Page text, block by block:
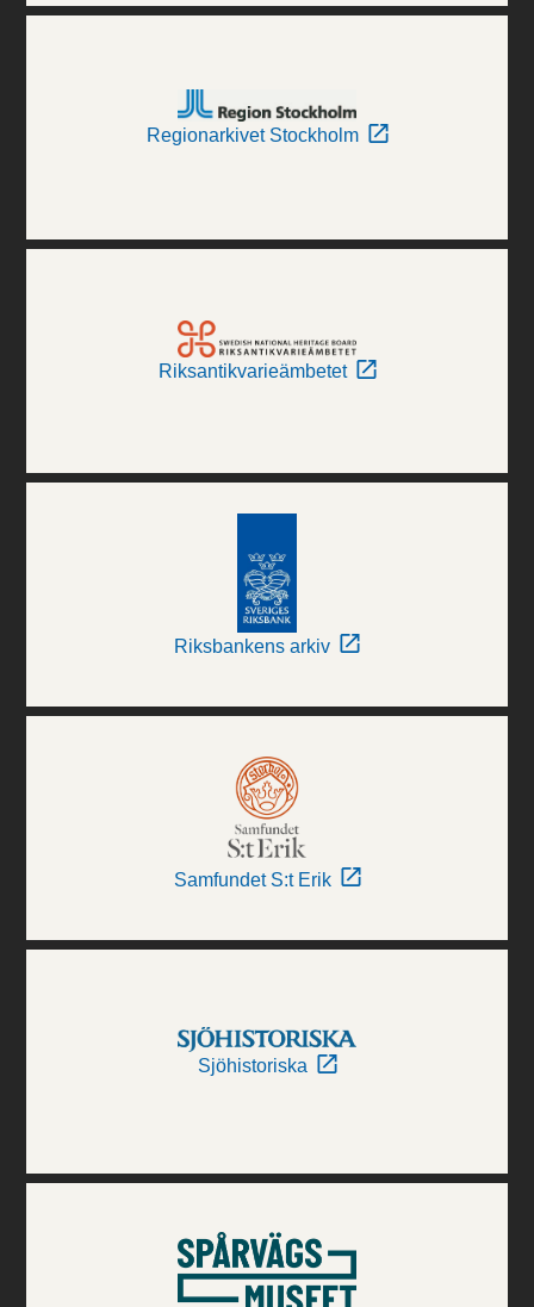
Regionarkivet Stockholm
Riksantikvarieämbetet
Riksbankens arkiv
Samfundet S:t Erik
Sjöhistoriska